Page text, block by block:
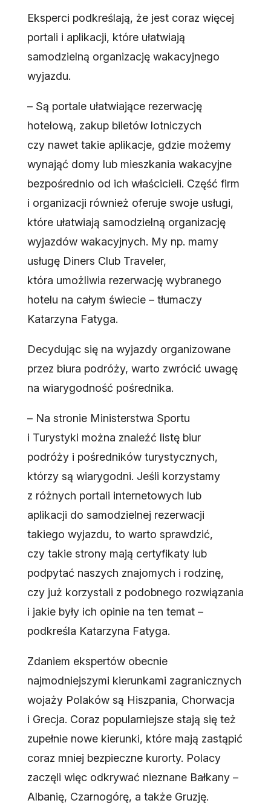
Eksperci podkreślają, że jest coraz więcej
portali i aplikacji, które ułatwiają
samodzielną organizację wakacyjnego
wyjazdu.
– Są portale ułatwiające rezerwację
hotelową, zakup biletów lotniczych
czy nawet takie aplikacje, gdzie możemy
wynająć domy lub mieszkania wakacyjne
bezpośrednio od ich właścicieli. Część firm
i organizacji również oferuje swoje usługi,
które ułatwiają samodzielną organizację
wyjazdów wakacyjnych. My np. mamy
usługę Diners Club Traveler,
która umożliwia rezerwację wybranego
hotelu na całym świecie – tłumaczy
Katarzyna Fatyga.
Decydując się na wyjazdy organizowane
przez biura podróży, warto zwrócić uwagę
na wiarygodność pośrednika.
– Na stronie Ministerstwa Sportu
i Turystyki można znaleźć listę biur
podróży i pośredników turystycznych,
którzy są wiarygodni. Jeśli korzystamy
z różnych portali internetowych lub
aplikacji do samodzielnej rezerwacji
takiego wyjazdu, to warto sprawdzić,
czy takie strony mają certyfikaty lub
podpytać naszych znajomych i rodzinę,
czy już korzystali z podobnego rozwiązania
i jakie były ich opinie na ten temat –
podkreśla Katarzyna Fatyga.
Zdaniem ekspertów obecnie
najmodniejszymi kierunkami zagranicznych
wojaży Polaków są Hiszpania, Chorwacja
i Grecja. Coraz popularniejsze stają się też
zupełnie nowe kierunki, które mają zastąpić
coraz mniej bezpieczne kurorty. Polacy
zaczęli więc odkrywać nieznane Bałkany –
Albanię, Czarnogórę, a także Gruzję.